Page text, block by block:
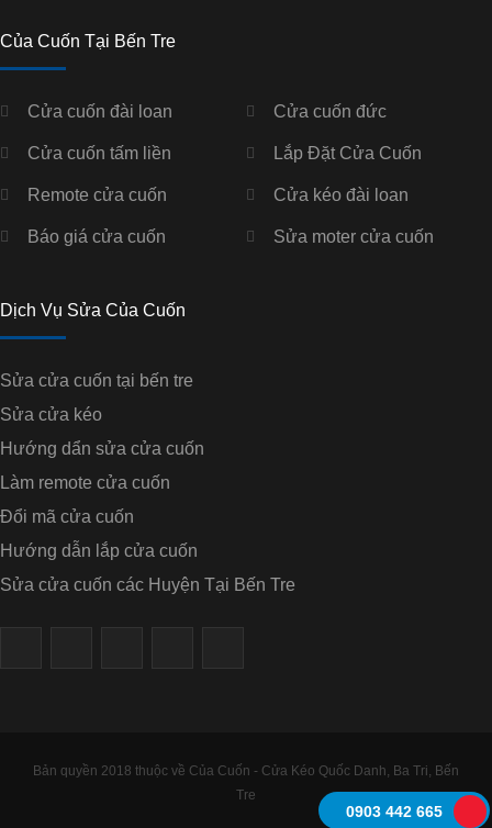
Của Cuốn Tại Bến Tre
Cửa cuốn đài loan Cửa cuốn đức
Cửa cuốn tấm liền Lắp Đặt Cửa Cuốn
Remote cửa cuốn Cửa kéo đài loan
Báo giá cửa cuốn Sửa moter cửa cuốn
Dịch Vụ Sửa Của Cuốn
Sửa cửa cuốn tại bến tre
Sửa cửa kéo
Hướng dẩn sửa cửa cuốn
Làm remote cửa cuốn
Đổi mã cửa cuốn
Hướng dẫn lắp cửa cuốn
Sửa cửa cuốn các Huyện Tại Bến Tre
Bản quyền 2018 thuộc về Của Cuốn - Cửa Kéo Quốc Danh, Ba Tri, Bến
Tre
0903 442 665